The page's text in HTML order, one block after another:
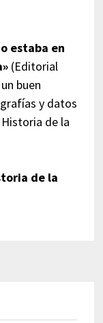
estaba en
(Editorial
buen
y datos
de la
de la